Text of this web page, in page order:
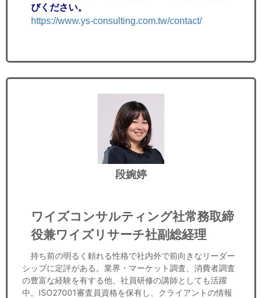
びください。
https://www.ys-consulting.com.tw/contact/
段婉婷
ワイズコンサルティング社常務取締
役兼ワイズリサーチ社副総経理
持ち前の明るく頼れる性格で社内外で前向きなリーダー
シップに定評がある。業界・マーケット調査、消費者調査
の豊富な経験を有する他、社員研修の講師としても活躍
中。ISO27001審査員資格を保有し、クライアントの情報